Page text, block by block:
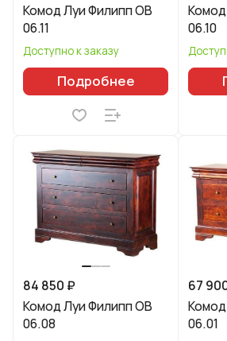
Комод Луи Филипп ОВ
06.11
Доступно к заказу
Подробнее
06.10
84 850 ₽
Комод Луи Филипп ОВ
06.08
67
06.01